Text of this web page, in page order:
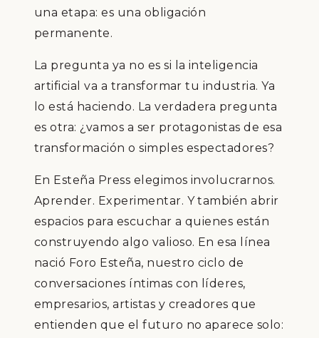
una etapa: es una obligación
permanente.
La pregunta ya no es si la inteligencia
artificial va a transformar tu industria. Ya
lo está haciendo. La verdadera pregunta
es otra: ¿vamos a ser protagonistas de esa
transformación o simples espectadores?
En Esteña Press elegimos involucrarnos.
Aprender. Experimentar. Y también abrir
espacios para escuchar a quienes están
construyendo algo valioso. En esa línea
nació Foro Esteña, nuestro ciclo de
conversaciones íntimas con líderes,
empresarios, artistas y creadores que
entienden que el futuro no aparece solo: